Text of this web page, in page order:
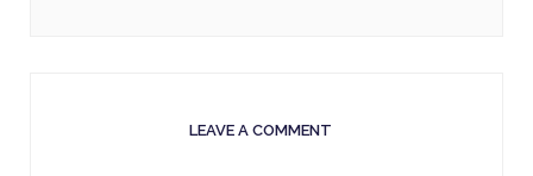
LEAVE A COMMENT